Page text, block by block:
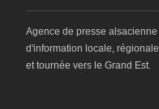
Agence de presse alsacienne
d'information locale, régionale
et tournée vers le Grand Est.